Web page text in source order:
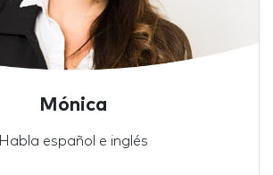
Mónica
Habla español e inglés